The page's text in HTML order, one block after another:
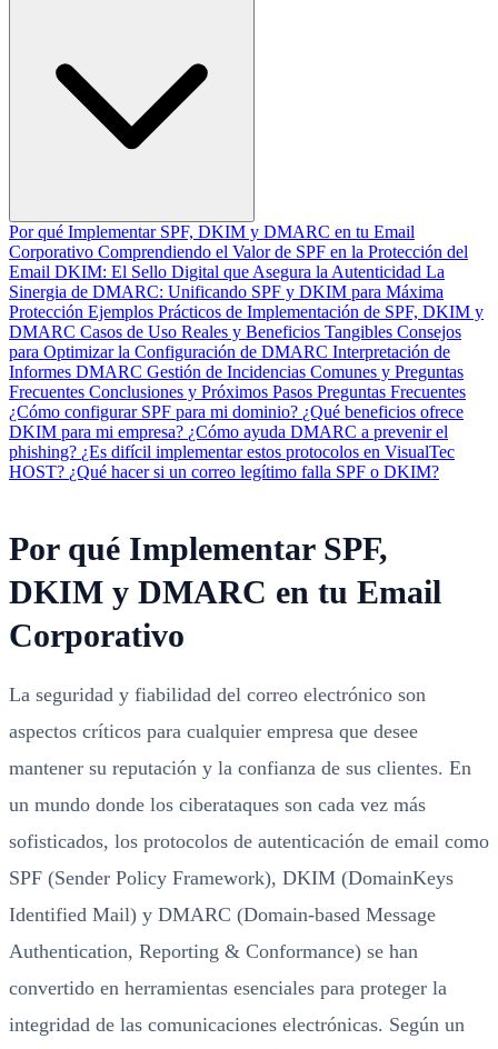
Por qué Implementar SPF, DKIM y DMARC en tu Email
Corporativo Comprendiendo el Valor de SPF en la Protección del
Email DKIM: El Sello Digital que Asegura la Autenticidad La
Sinergia de DMARC: Unificando SPF y DKIM para Máxima
Protección Ejemplos Prácticos de Implementación de SPF, DKIM y
DMARC Casos de Uso Reales y Beneficios Tangibles Consejos
para Optimizar la Configuración de DMARC Interpretación de
Informes DMARC Gestión de Incidencias Comunes y Preguntas
Frecuentes Conclusiones y Próximos Pasos Preguntas Frecuentes
¿Cómo configurar SPF para mi dominio? ¿Qué beneficios ofrece
DKIM para mi empresa? ¿Cómo ayuda DMARC a prevenir el
phishing? ¿Es difícil implementar estos protocolos en VisualTec
HOST? ¿Qué hacer si un correo legítimo falla SPF o DKIM?
Por qué Implementar SPF,
DKIM y DMARC en tu Email
Corporativo
La seguridad y fiabilidad del correo electrónico son
aspectos críticos para cualquier empresa que desee
mantener su reputación y la confianza de sus clientes. En
un mundo donde los ciberataques son cada vez más
sofisticados, los protocolos de autenticación de email como
SPF (Sender Policy Framework), DKIM (DomainKeys
Identified Mail) y DMARC (Domain-based Message
Authentication, Reporting & Conformance) se han
convertido en herramientas esenciales para proteger la
integridad de las comunicaciones electrónicas. Según un